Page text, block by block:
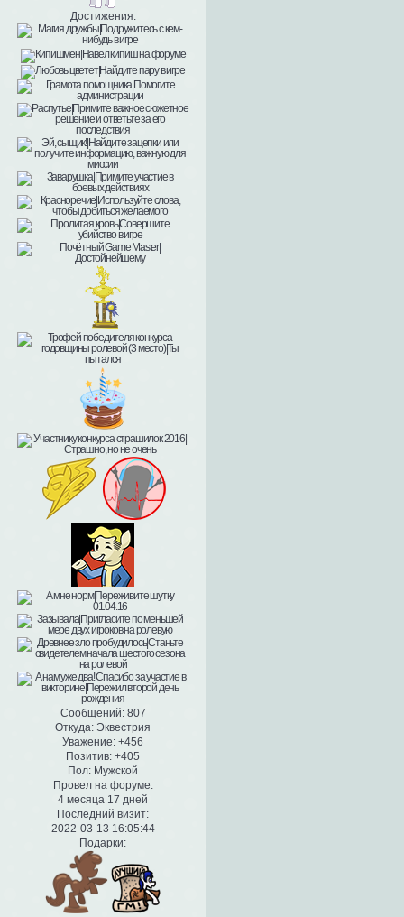
Достижения:
Сообщений:807
Откуда: Эквестрия
Уважение: +456
Позитив: +405
Пол: Мужской
Провел на форуме:
4 месяца 17 дней
Последний визит:
2022-03-13 16:05:44
Подарки: